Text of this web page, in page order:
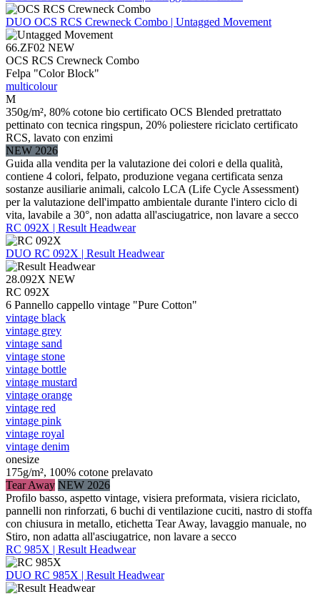
DUO OCS RCS Crewneck Combo | Untagged Movement
66.ZF02 NEW
OCS RCS Crewneck Combo
Felpa "Color Block"
multicolour
M
350g/m², 80% cotone bio certificato OCS Blended pretrattato
pettinato con tecnica ringspun, 20% poliestere riciclato certificato
RCS, lavato con enzimi
NEW 2026
Guida alla vendita per la valutazione dei colori e della qualità,
contiene 4 colori, felpato, produzione vegana certificata senza
sostanze ausiliarie animali, calcolo LCA (Life Cycle Assessment)
per la valutazione dell'impatto ambientale durante l'intero ciclo di
vita, lavabile a 30°, non adatta all'asciugatrice, non lavare a secco
RC 092X | Result Headwear
DUO RC 092X | Result Headwear
28.092X NEW
RC 092X
6 Pannello cappello vintage "Pure Cotton"
vintage black
vintage grey
vintage sand
vintage stone
vintage bottle
vintage mustard
vintage orange
vintage red
vintage pink
vintage royal
vintage denim
onesize
175g/m², 100% cotone prelavato
Tear Away NEW 2026
Profilo basso, aspetto vintage, visiera preformata, visiera riciclato,
pannelli non rinforzati, 6 buchi di ventilazione cuciti, nastro di stoffa
con chiusura in metallo, etichetta Tear Away, lavaggio manuale, no
Stiro, non adatta all'asciugatrice, non lavare a secco
RC 985X | Result Headwear
DUO RC 985X | Result Headwear